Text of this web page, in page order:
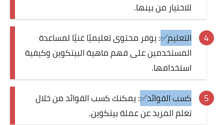
للاختيار من بينها.
التعليم✅: يوفر محتوى تعليميًا غنيًا لمساعدة
المستخدمين على فهم ماهية البيتكوين وكيفية
استخدامها.
كسب الفوائد✅: يمكنك كسب الفوائد من خلال
تعلم المزيد عن عملة بيتكوين.